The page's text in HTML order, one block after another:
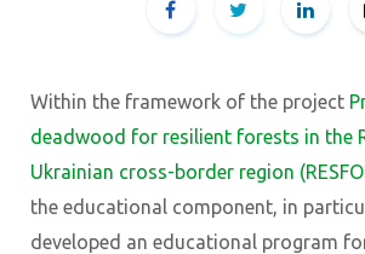
Within the framework of the project
deadwood for resilient forests in the
Ukrainian cross-border region
the educational component, in
developed an educational program